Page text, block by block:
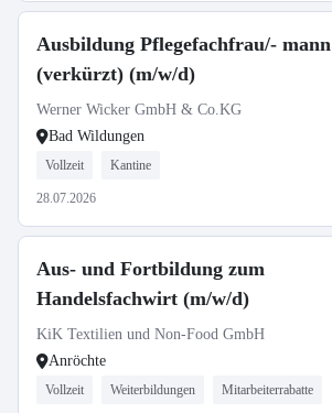
Ausbildung Pflegefachfrau/- mann
(verkürzt) (m/w/d)
Werner Wicker GmbH & Co.KG
Bad Wildungen
Vollzeit Kantine
28.07.2026
Aus- und Fortbildung zum
Handelsfachwirt (m/w/d)
KiK Textilien und Non-Food GmbH
Anröchte
Vollzeit Weiterbildungen Mitarbeiterrabatte